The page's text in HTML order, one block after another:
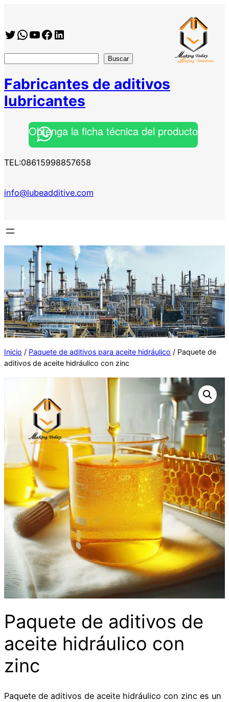
Twitter
WhatsApp
YouTube
Facebook
https://www.linkedin.com/company/shanghai-minglan-chemical-co–ltd
Buscar
Fabricantes de aditivos
lubricantes
Obtenga la ficha técnica del producto
TEL:08615998857658
info@lubeadditive.com
Inicio / Paquete de aditivos para aceite hidráulico / Paquete de
aditivos de aceite hidráulico con zinc
Paquete de aditivos de
aceite hidráulico con
zinc
Paquete de aditivos de aceite hidráulico con zinc es un